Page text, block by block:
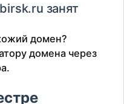
занят
домен?
домена через